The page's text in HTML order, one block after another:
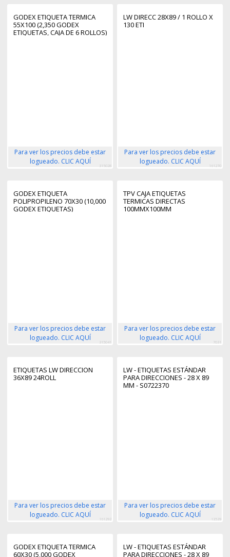
GODEX ETIQUETA TERMICA
55X100 (2,350 GODEX
ETIQUETAS, CAJA DE 6 ROLLOS)
Para ver los precios debe estar
logueado. CLIC AQUÍ
315028
LW DIRECC 28X89 / 1 ROLLO X
130 ETI
Para ver los precios debe estar
logueado. CLIC AQUÍ
161270
GODEX ETIQUETA
POLIPROPILENO 70X30 (10,000
GODEX ETIQUETAS)
Para ver los precios debe estar
logueado. CLIC AQUÍ
315041
TPV CAJA ETIQUETAS
TERMICAS DIRECTAS
100MMX100MM
Para ver los precios debe estar
logueado. CLIC AQUÍ
7031
ETIQUETAS LW DIRECCION
36X89 24ROLL
Para ver los precios debe estar
logueado. CLIC AQUÍ
161292
LW - ETIQUETAS ESTÁNDAR
PARA DIRECCIONES - 28 X 89
MM - S0722370
Para ver los precios debe estar
logueado. CLIC AQUÍ
13539
GODEX ETIQUETA TERMICA
60X30 (5,000 GODEX
LW - ETIQUETAS ESTÁNDAR
PARA DIRECCIONES - 28 X 89